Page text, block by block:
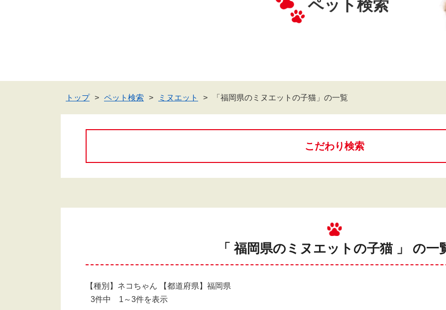
ペット検索
トップ ペット検索 ミヌエット 「福岡県のミヌエットの子猫」の一覧
こだわり検索
「 福岡県のミヌエットの子猫 」 の一
【種別】ネコちゃん 【都道府県】福岡県
3件中 1～3件を表示